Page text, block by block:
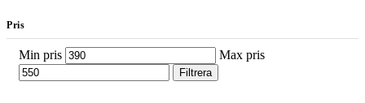
Pris
Min pris Max pris
Filtrera